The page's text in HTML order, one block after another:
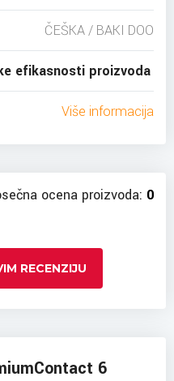
ČEŠKA / BAKI DOO
efikasnosti proizvoda
Više informacija
ocena proizvoda: 0
RECENZIJU
6